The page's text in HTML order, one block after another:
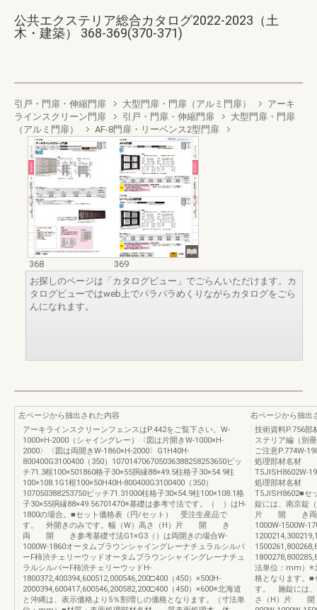
公共エクステリア総合カタログ2022-2023（土
木・建築） 368-369(370-371)
引戸・門扉・伸縮門扉 大型門扉・門扉（アルミ門扉）
アーキ
ラインスクリーン門扉
引戸・門扉・伸縮門扉
大型門扉・門扉
（アルミ門扉）
AF-8門扉・リーベンス2型門扉
368
369
お探しのページは「カタログビュー」でごらんいただけます。カ
タログビューではweb上でパラパラめくりながらカタログをごら
んになれます。
左ページから抽出された内容
アーキラインスクリーンフェンスはP.442をご覧下さい。W-
1000×H-2000（シャイングレー）〈図は片開きW-1000×H-
2000〉〈図は両開きW-1860×H-2000〉G1H40H-
800400G3100400（350）107014706705036388258253650ピッ
チ71.3框100×501860格子30×55胴縁88×49.5柱格子30×54.9柱
100×108.1G1框100×50H40H-800400G3100400（350）
107050388253750ピッチ71.31000柱格子30×54.9柱100×108.1格
子30×55胴縁88×49.56701470※基礎は参考寸法です。（ ）はH-
1800の場合。■セット価格表（円/セット） 受注生産品で
す。 外開きのみです。幅（W）高さ（H）片 開 き
両 開 き参考基礎寸法G1×G3（）は両開きの場合W-
1000W-1860オータムブラウンシャイングレーナチュラルシルバ
ーF柿渋チェリーウッドオータムブラウンシャイングレーナチュ
ラルシルバーF柿渋チェリーウッドH-
1800372,400394,600512,000546,200□400（450）×500H-
2000394,600417,600546,200582,200□400（450）×600※北海道
と沖縄は、表示価格より5％割増しの価格となります。（寸法単
右ページから抽出
技術資料P.756部
ステリア編（別
ご注意P.774W-
処理部材名材
T5JISH8602W-
処理部材名材
T5JISH8602■セ
錠には、南京錠
片 開 き両
1000W-1500W-
法単位：mm）※
格となります。■
す。 施錠には、
さ（H）片